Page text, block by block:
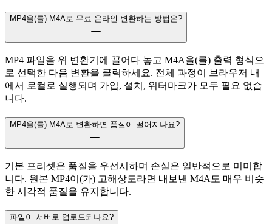
MP4을(를) M4A로 무료 온라인 변환하는 방법은?
MP4 파일을 위 변환기에 끌어다 놓고 M4A을(를) 출력 형식으
로 선택한 다음 변환을 클릭하세요. 전체 과정이 브라우저 내
에서 로컬로 실행되며 가입, 설치, 워터마크가 모두 필요 없습
니다.
MP4을(를) M4A로 변환하면 품질이 떨어지나요?
기본 프리셋은 품질을 우선시하며 손실은 일반적으로 미미합
니다. 원본 MP4이(가) 고해상도라면 내보낸 M4A도 매우 비슷
한 시각적 품질을 유지합니다.
파일이 서버로 업로드되나요?